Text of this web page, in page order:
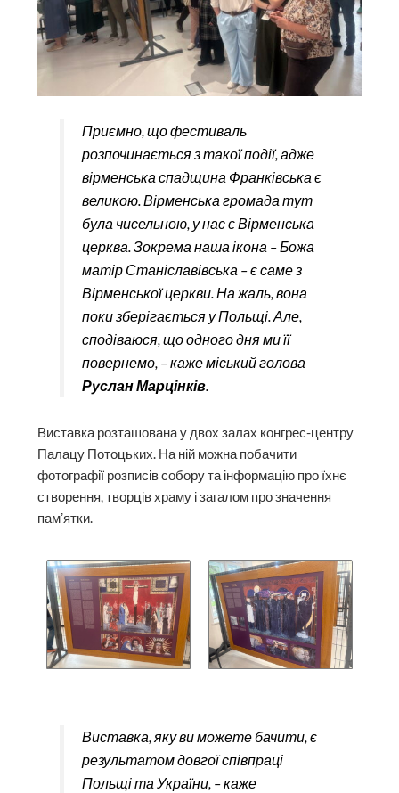
Приємно, що фестиваль
розпочинається з такої події, адже
вірменська спадщина Франківська є
великою. Вірменська громада тут
була чисельною, у нас є Вірменська
церква. Зокрема наша ікона – Божа
матір Станіславівська – є саме з
Вірменської церкви. На жаль, вона
поки зберігається у Польщі. Але,
сподіваюся, що одного дня ми її
повернемо, – каже міський голова
Руслан Марцінків.
Виставка розташована у двох залах конгрес-центру
Палацу Потоцьких. На ній можна побачити
фотографії розписів собору та інформацію про їхнє
створення, творців храму і загалом про значення
памʼятки.
Виставка, яку ви можете бачити, є
результатом довгої співпраці
Польщі та України, – каже